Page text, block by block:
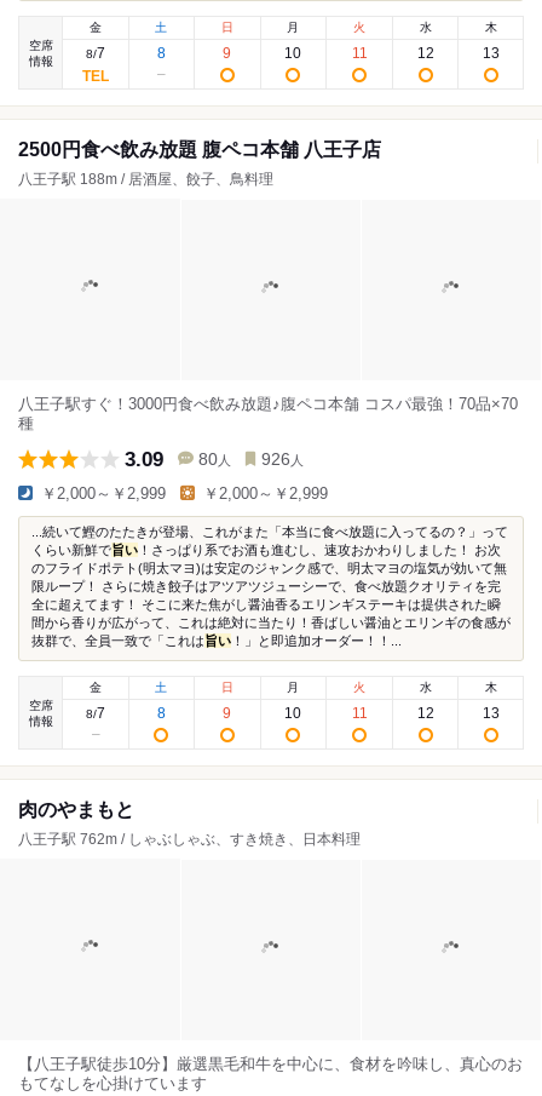
空席
情報
金
8/7
土
8
日
9
月
10
火
11
水
12
木
13
2500円食べ飲み放題 腹ペコ本舗 八王子店
八王子駅 188m / 居酒屋、餃子、鳥料理
八王子駅すぐ！3000円食べ飲み放題♪腹ペコ本舗 コスパ最強！70品×70
種
3.09 80 人 926 人
￥2,000～￥2,999 ￥2,000～￥2,999
...続いて鰹のたたきが登場、これがまた「本当に食べ放題に入ってるの？」って
くらい新鮮で旨い ！さっぱり系でお酒も進むし、速攻おかわりしました！ お次
のフライドポテト(明太マヨ)は安定のジャンク感で、明太マヨの塩気が効いて無
限ループ！ さらに焼き餃子はアツアツジューシーで、食べ放題クオリティを完
全に超えてます！ そこに来た焦がし醤油香るエリンギステーキは提供された瞬
間から香りが広がって、これは絶対に当たり！香ばしい醤油とエリンギの食感が
抜群で、全員一致で「これは旨い ！」と即追加オーダー！！...
空席
情報
金
8/7
土
8
日
9
月
10
火
11
水
12
木
13
肉のやまもと
八王子駅 762m / しゃぶしゃぶ、すき焼き、日本料理
【八王子駅徒歩10分】厳選黒毛和牛を中心に、食材を吟味し、真心のお
もてなしを心掛けています